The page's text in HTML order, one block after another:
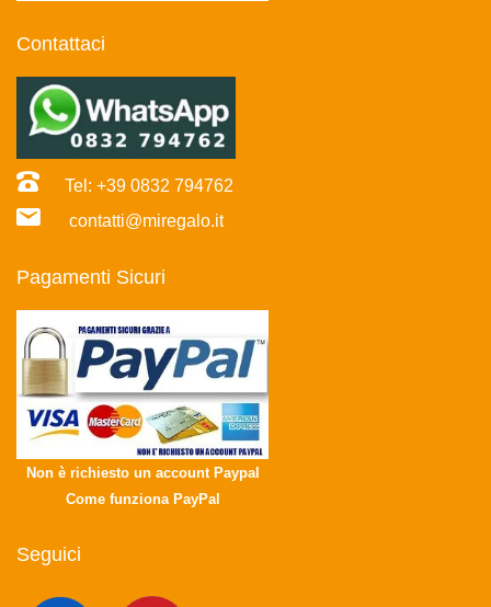
Contattaci
Tel: +39 0832 794762
contatti@miregalo.it
Pagamenti Sicuri
Non è richiesto un account Paypal
Come funziona PayPal
Seguici